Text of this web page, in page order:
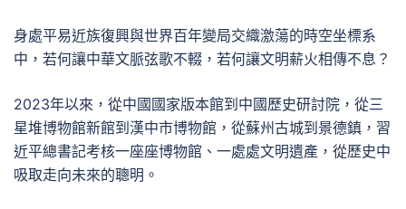
身處平易近族復興與世界百年變局交織激蕩的時空坐標系
中，若何讓中華文脈弦歌不輟，若何讓文明薪火相傳不息？
2023年以來，從中國國家版本館到中國歷史研討院，從三
星堆博物館新館到漢中市博物館，從蘇州古城到景德鎮，習
近平總書記考核一座座博物館、一處處文明遺產，從歷史中
吸取走向未來的聰明。